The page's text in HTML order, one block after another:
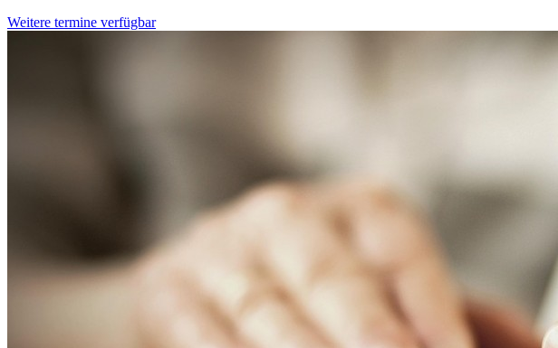
Weitere termine verfügbar